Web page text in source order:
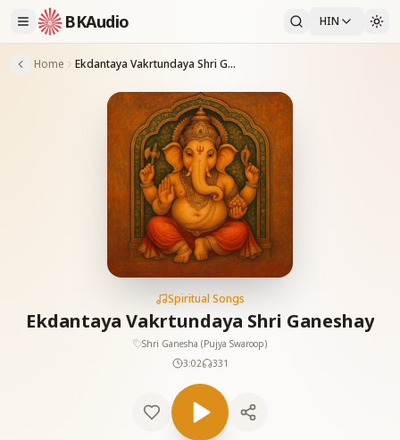
BKAudio HIN
Home Ekdantaya Vakrtundaya Shri Ganeshay
Spiritual Songs
Ekdantaya Vakrtundaya Shri Ganeshay
Shri Ganesha (Pujya Swaroop)
3:02
331